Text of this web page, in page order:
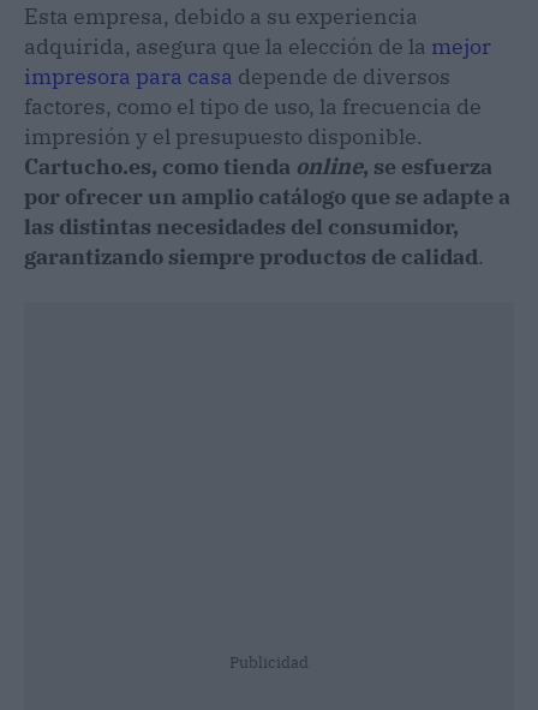
Esta empresa, debido a su experiencia
adquirida, asegura que la elección de la mejor
impresora para casa depende de diversos
factores, como el tipo de uso, la frecuencia de
impresión y el presupuesto disponible.
Cartucho.es, como tienda online, se esfuerza
por ofrecer un amplio catálogo que se adapte a
las distintas necesidades del consumidor,
garantizando siempre productos de calidad.
Publicidad